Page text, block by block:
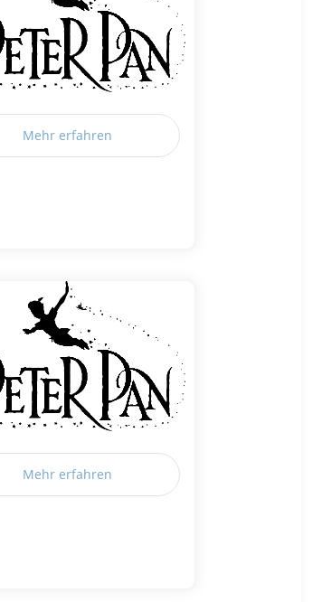
Mehr erfahren
Mehr erfahren